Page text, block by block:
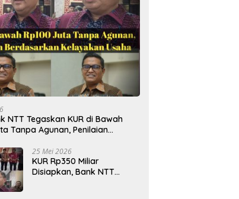
NTT Tegaskan KUR di Bawah
Tanpa Agunan, Penilaian
25 Mei 2026
KUR Rp350 Miliar
Disiapkan, Bank NTT